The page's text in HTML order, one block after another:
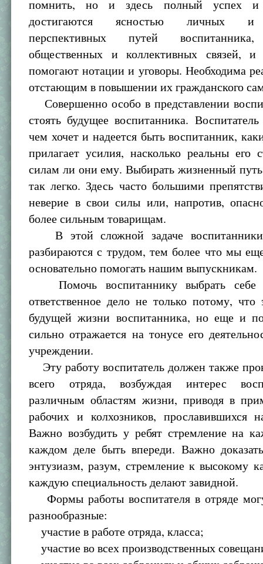
помнить, но и здесь полный успех и
достигаются ясностью личных и
перспективных путей
общественных и коллективных связей, и
помогают нотации и уговоры. Необходима
отстающим в повышении их гражданского
Совершенно особо в представлении
стоять будущее воспитанника.
чем хочет и надеется быть воспитанник,
прилагает усилия, насколько реальны его
силам ли они ему. Выбирать жизненный
так легко. Здесь часто большими
неверие в свои силы или, напротив,
более сильным товарищам.
В этой сложной задаче воспитанники
разбираются с трудом, тем более что мы
основательно помогать нашим выпускникам.
Помочь воспитаннику выбрать себе
ответственное дело не только потому,
будущей жизни воспитанника, но еще и
сильно отражается на тонусе его
учреждении.
Эту работу воспитатель должен также
всего отряда, возбуждая интерес
различным областям жизни, приводя в
рабочих и колхозников, прославившихся
Важно возбудить у ребят стремление на
каждом деле быть впереди. Важно
энтузиазм, разум, стремление к высокому
каждую специальность делают завидной.
Формы работы воспитателя в отряде
разнообразные:
участие в работе отряда, класса;
участие во всех производственных